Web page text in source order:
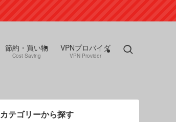
節約・買い物
Cost Saving
VPNプロバイダ
VPN Provider
カテゴリーから探す